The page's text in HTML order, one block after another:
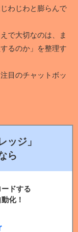
わじわと膨らんで
で大切なのは、ま
るのか」を整理す
目のチャットボッ
ッジ」
ら
ドする
化！